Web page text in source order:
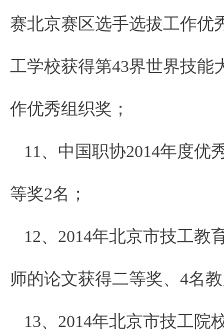
赛北京赛区选手选拔工作优
工学校获得第43界世界技能
作优秀组织奖；
11、中国职协2014年度优
等奖2名；
12、2014年北京市技工教
师的论文获得二等奖、4名
13、2014年北京市技工院